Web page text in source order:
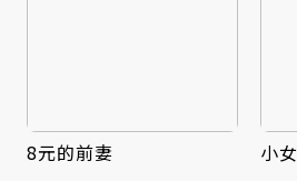
8元的前妻 小